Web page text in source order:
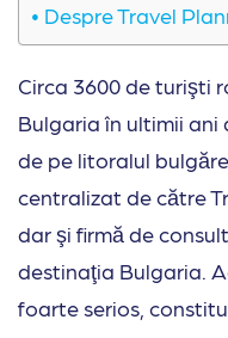
Despre Travel
Circa 3600 de turişti
Bulgaria în ultimii
de pe litoralul
centralizat de către
dar şi firmă de
destinaţia Bulgaria.
foarte serios,